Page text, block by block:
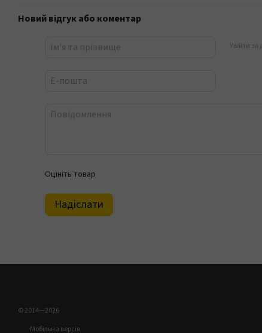
Новий відгук або коментар
Увійти
Оцініть товар
Надіслати
© 2014—2026
Мобільна версія